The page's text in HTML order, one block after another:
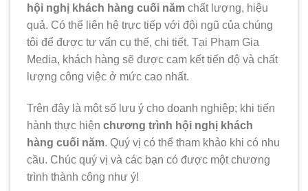
hội nghị khách hàng cuối năm chất lượng, hiệu
quả. Có thể liên hệ trực tiếp với đội ngũ của chúng
tôi để được tư vấn cụ thể, chi tiết. Tại Phạm Gia
Media, khách hàng sẽ được cam kết tiến độ và chất
lượng công việc ở mức cao nhất.
Trên đây là một số lưu ý cho doanh nghiệp; khi tiến
hành thực hiện chương trình hội nghị khách
hàng cuối năm. Quý vị có thể tham khảo khi có nhu
cầu. Chúc quý vị và các bạn có được một chương
trình thành công như ý!